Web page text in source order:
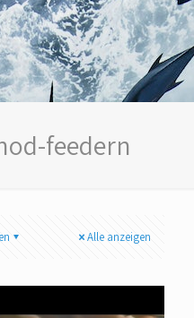
feedern
Alle anzeigen